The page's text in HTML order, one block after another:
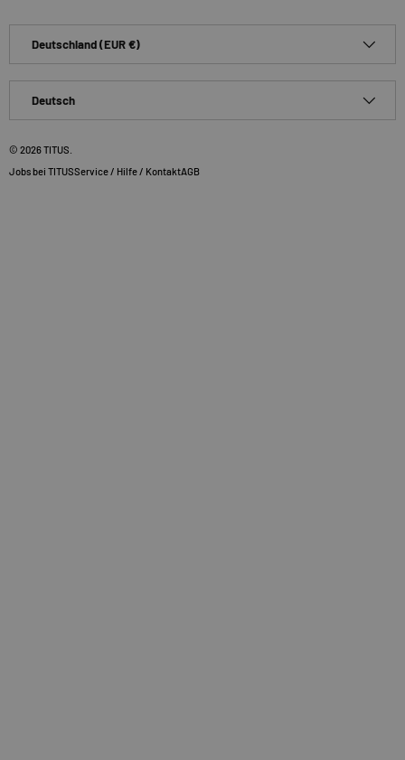
Deutschland (EUR €)
Deutsch
© 2026TITUS
Jobs bei TITUSService / Hilfe / KontaktAGB